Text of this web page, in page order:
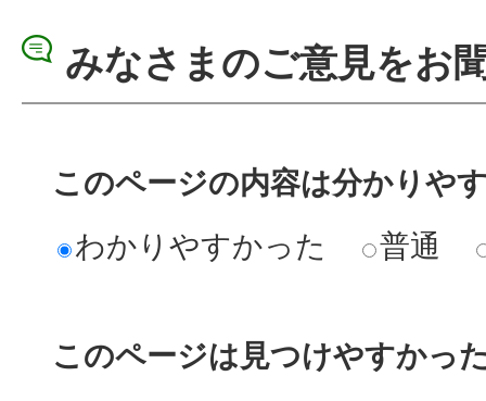
みなさまのご意見をお
このページの内容は分かりや
わかりやすかった
普通
このページは見つけやすかっ